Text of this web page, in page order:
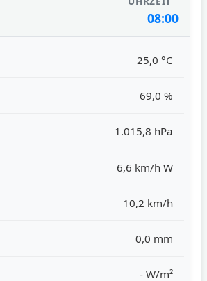
08:00
25,0 °C
69,0 %
1.015,8 hPa
6,6 km/h W
10,2 km/h
0,0 mm
- W/m²